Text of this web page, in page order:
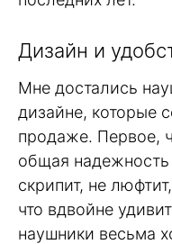
Дизайн и
Мне достались
дизайне, которые
продаже. Первое,
общая надежность
скрипит, не
что вдвойне
наушники весьма